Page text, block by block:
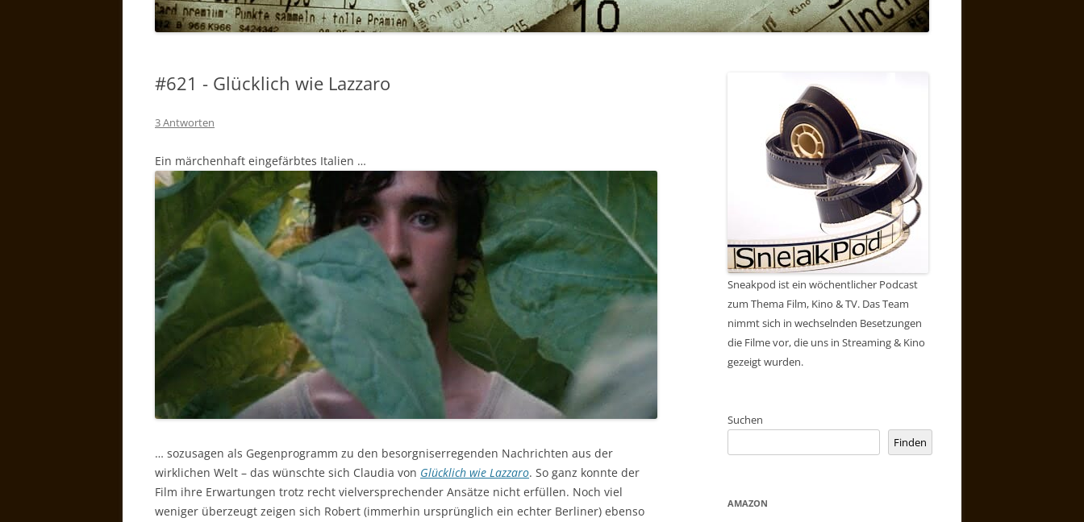
#621 - Glücklich wie Lazzaro
3 Antworten
Ein märchenhaft eingefärbtes Italien …
… sozusagen als Gegenprogramm zu den besorgniserregenden Nachrichten aus der
wirklichen Welt – das wünschte sich Claudia von Glücklich wie Lazzaro. So ganz konnte der
Film ihre Erwartungen trotz recht vielversprechender Ansätze nicht erfüllen. Noch viel
weniger überzeugt zeigen sich Robert (immerhin ursprünglich ein echter Berliner) ebenso
Sneakpod ist ein wöchentlicher Podcast
zum Thema Film, Kino & TV. Das Team
nimmt sich in wechselnden Besetzungen
die Filme vor, die uns in Streaming & Kino
gezeigt wurden.
Suchen
Finden
AMAZON